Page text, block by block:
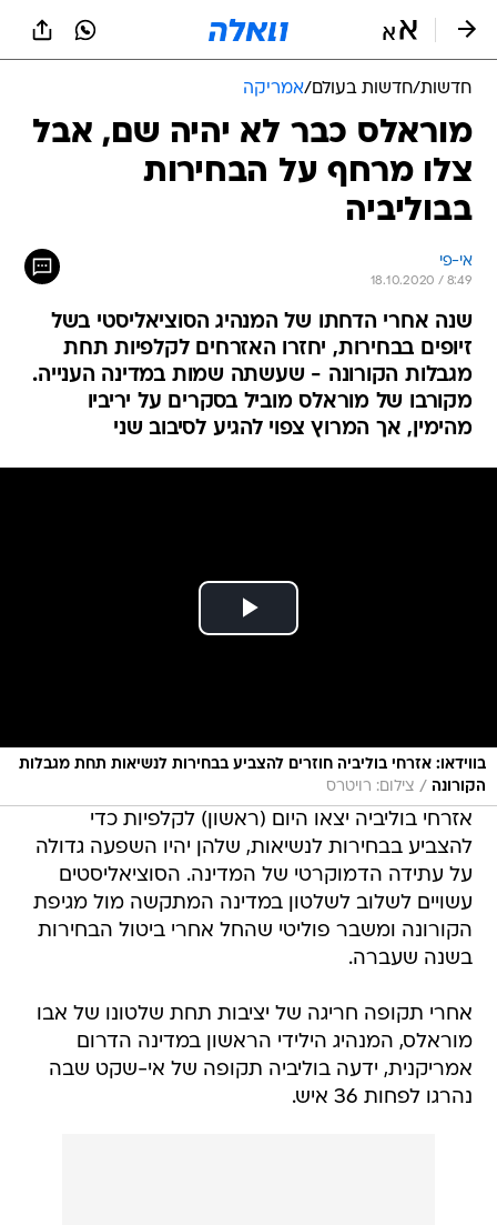
חדשות/חדשות בעולם/אמריקה
מוראלס כבר לא יהיה שם, אבל
צלו מרחף על הבחירות
בבוליביה
אי-פי
18.10.2020 / 8:49
שנה אחרי הדחתו של המנהיג הסוציאליסטי בשל
זיופים בבחירות, יחזרו האזרחים לקלפיות תחת
מגבלות הקורונה - שעשתה שמות במדינה הענייה.
מקורבו של מוראלס מוביל בסקרים על יריביו
מהימין, אך המרוץ צפוי להגיע לסיבוב שני
בווידאו: אזרחי בוליביה חוזרים להצביע בבחירות לנשיאות תחת מגבלות
הקורונה / צילום: רויטרס
אזרחי בוליביה יצאו היום (ראשון) לקלפיות כדי
להצביע בבחירות לנשיאות, שלהן יהיו השפעה גדולה
על עתידה הדמוקרטי של המדינה. הסוציאליסטים
עשויים לשלוב לשלטון במדינה המתקשה מול מגיפת
הקורונה ומשבר פוליטי שהחל אחרי ביטול הבחירות
בשנה שעברה.
אחרי תקופה חריגה של יציבות תחת שלטונו של אבו
מוראלס, המנהיג הילידי הראשון במדינה הדרום
אמריקנית, ידעה בוליביה תקופה של אי-שקט שבה
נהרגו לפחות 36 איש.